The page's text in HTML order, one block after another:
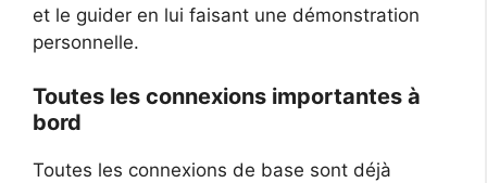
et le guider en lui faisant une démonstration
personnelle.
Toutes les connexions importantes à
bord
Toutes les connexions de base sont déjà